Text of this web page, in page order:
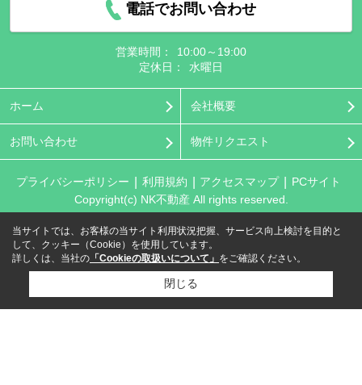
電話でお問い合わせ
営業時間：
10:00～19:00
定休日：
水曜日
ホーム 会社概要
お問い合わせ 物件リクエスト
プライバシーポリシー 利用規約 アクセスマップ
PCサイト
Copyright(c) NK不動産 All rights reserved.
当サイトでは、お客様の当サイト利用状況把握、サービス向上検討を目的と
して、クッキー（Cookie）を使用しています。
詳しくは、当社の 「Cookieの取扱いについて」 をご確認ください。
閉じる